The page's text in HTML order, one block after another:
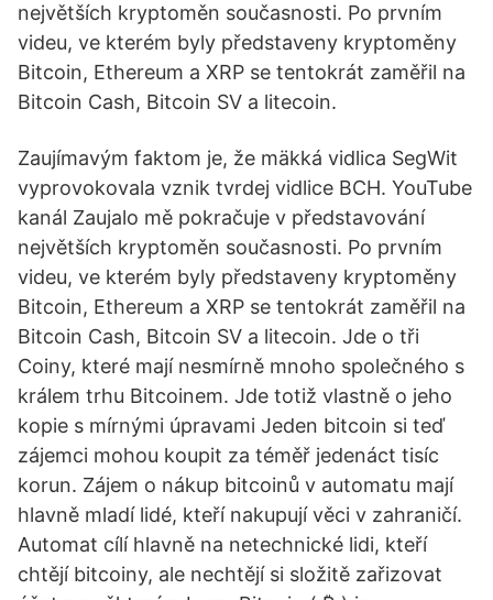
největších kryptoměn současnosti. Po prvním
videu, ve kterém byly představeny kryptoměny
Bitcoin, Ethereum a XRP se tentokrát zaměřil na
Bitcoin Cash, Bitcoin SV a litecoin.
Zaujímavým faktom je, že mäkká vidlica SegWit
vyprovokovala vznik tvrdej vidlice BCH. YouTube
kanál Zaujalo mě pokračuje v představování
největších kryptoměn současnosti. Po prvním
videu, ve kterém byly představeny kryptoměny
Bitcoin, Ethereum a XRP se tentokrát zaměřil na
Bitcoin Cash, Bitcoin SV a litecoin. Jde o tři
Coiny, které mají nesmírně mnoho společného s
králem trhu Bitcoinem. Jde totiž vlastně o jeho
kopie s mírnými úpravami Jeden bitcoin si teď
zájemci mohou koupit za téměř jedenáct tisíc
korun. Zájem o nákup bitcoinů v automatu mají
hlavně mladí lidé, kteří nakupují věci v zahraničí.
Automat cílí hlavně na netechnické lidi, kteří
chtějí bitcoiny, ale nechtějí si složitě zařizovat